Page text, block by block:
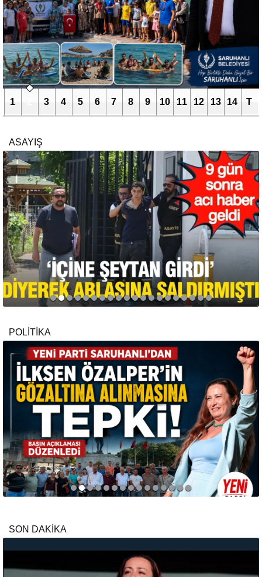
1 3 4 5 6 7 8 9 10 11 12 13 14 T
ASAYIŞ
POLİTİKA
SON DAKİKA